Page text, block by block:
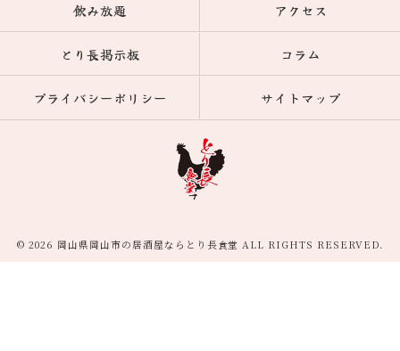
飲み放題 アクセス
とり長掲示板 コラム
プライバシーポリシー サイトマップ
© 2026 岡山県岡山市の居酒屋ならとり長食堂 ALL RIGHTS RESERVED.